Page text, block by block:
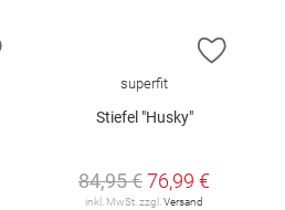
ZUR WUNSCHLISTE HINZUFÜGEN
ZUR
superfit
Stiefel "Husky"
84,95 €76,99 €
inkl. MwSt. zzgl.Versand